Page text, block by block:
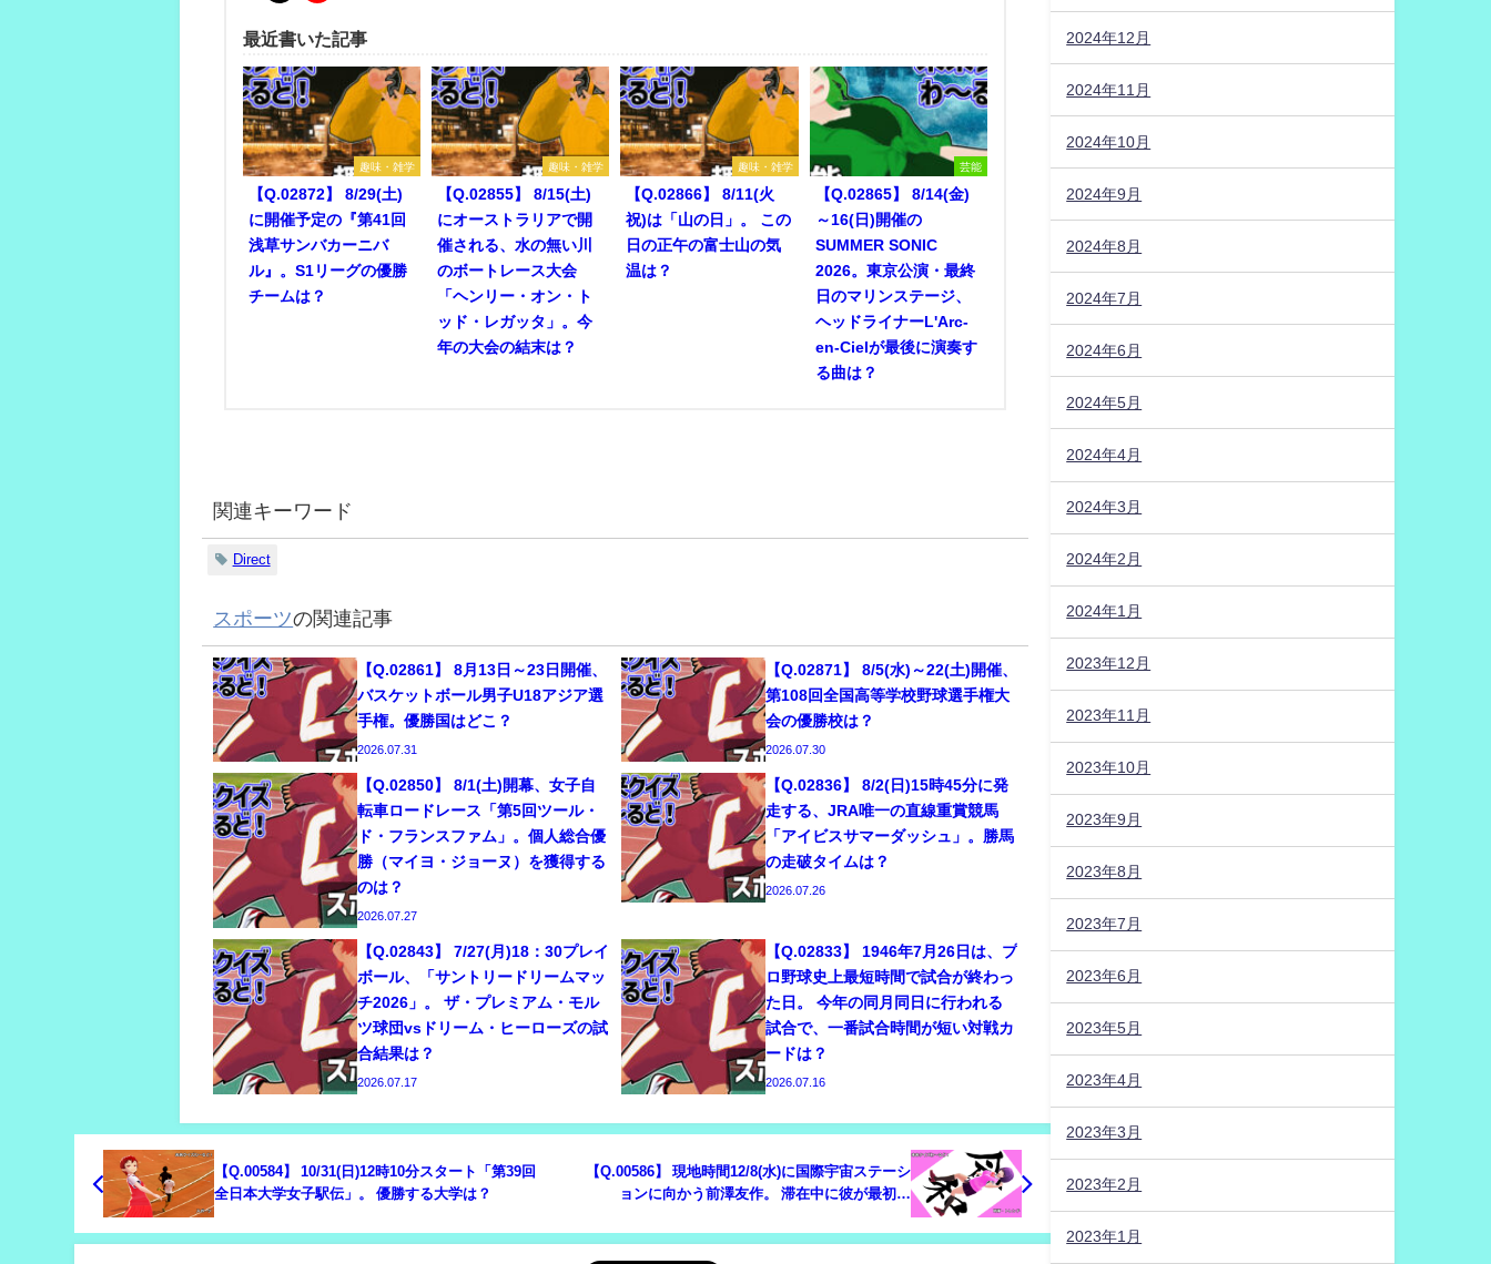
最近書いた記事
趣味・雑学
【Q.02872】 8/29(土)
に開催予定の『第41回
浅草サンバカーニバ
ル』。S1リーグの優勝
チームは？
趣味・雑学
【Q.02855】 8/15(土)
にオーストラリアで開
催される、水の無い川
のボートレース大会
「ヘンリー・オン・ト
ッド・レガッタ」。今
年の大会の結末は？
趣味・雑学
【Q.02866】 8/11(火
祝)は「山の日」。 この
日の正午の富士山の気
温は？
芸能
【Q.02865】 8/14(金)
～16(日)開催の
SUMMER SONIC
2026。東京公演・最終
日のマリンステージ、
ヘッドライナーL'Arc-
en-Cielが最後に演奏す
る曲は？
関連キーワード
Direct
スポーツの関連記事
【Q.02861】 8月13日～23日開催、
バスケットボール男子U18アジア選
手権。優勝国はどこ？
2026.07.31
【Q.02871】 8/5(水)～22(土)開催、
第108回全国高等学校野球選手権大
会の優勝校は？
2026.07.30
【Q.02850】 8/1(土)開幕、女子自
転車ロードレース「第5回ツール・
ド・フランスファム」。個人総合優
勝（マイヨ・ジョーヌ）を獲得する
のは？
2026.07.27
【Q.02836】 8/2(日)15時45分に発
走する、JRA唯一の直線重賞競馬
「アイビスサマーダッシュ」。勝馬
の走破タイムは？
2026.07.26
【Q.02843】 7/27(月)18：30プレイ
ボール、「サントリードリームマッ
チ2026」。 ザ・プレミアム・モル
ツ球団vsドリーム・ヒーローズの試
合結果は？
2026.07.17
【Q.02833】 1946年7月26日は、プ
ロ野球史上最短時間で試合が終わっ
た日。 今年の同月同日に行われる
試合で、一番試合時間が短い対戦カ
ードは？
2026.07.16
【Q.00584】 10/31(日)12時10分スタート「第39回
全日本大学女子駅伝」。 優勝する大学は？
【Q.00586】 現地時間12/8(水)に国際宇宙ステーシ
ョンに向かう前澤友作。 滞在中に彼が最初に
2024年12月
2024年11月
2024年10月
2024年9月
2024年8月
2024年7月
2024年6月
2024年5月
2024年4月
2024年3月
2024年2月
2024年1月
2023年12月
2023年11月
2023年10月
2023年9月
2023年8月
2023年7月
2023年6月
2023年5月
2023年4月
2023年3月
2023年2月
2023年1月